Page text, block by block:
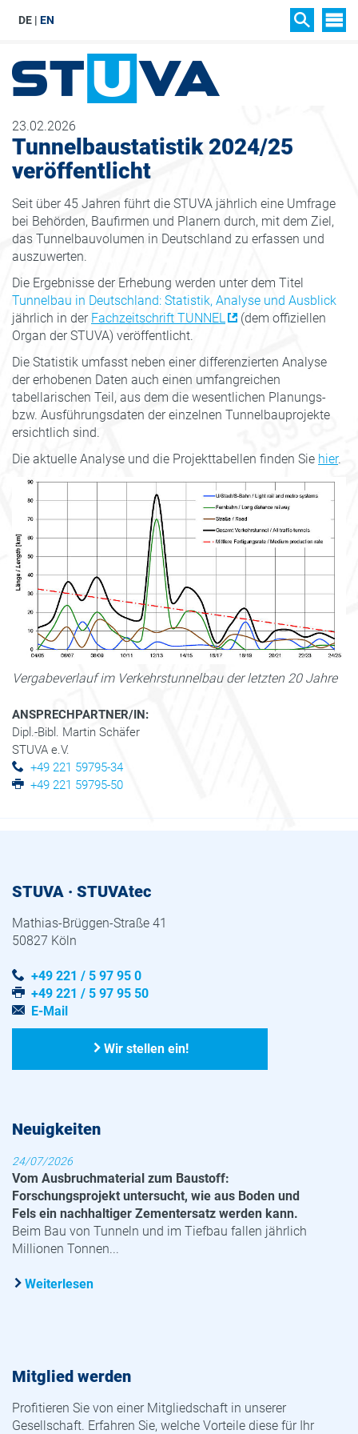
DE EN
23.02.2026
Tunnelbaustatistik 2024/25
veröffentlicht
Seit über 45 Jahren führt die STUVA jährlich eine Umfrage
bei Behörden, Baufirmen und Planern durch, mit dem Ziel,
das Tunnelbauvolumen in Deutschland zu erfassen und
auszuwerten.
Die Ergebnisse der Erhebung werden unter dem Titel
Tunnelbau in Deutschland: Statistik, Analyse und Ausblick
jährlich in der Fachzeitschrift TUNNEL
(dem offiziellen
Organ der STUVA) veröffentlicht.
Die Statistik umfasst neben einer differenzierten Analyse
der erhobenen Daten auch einen umfangreichen
tabellarischen Teil, aus dem die wesentlichen Planungs-
bzw. Ausführungsdaten der einzelnen Tunnelbauprojekte
ersichtlich sind.
Die aktuelle Analyse und die Projekttabellen finden Sie hier.
Vergabeverlauf im Verkehrstunnelbau der letzten 20 Jahre
ANSPRECHPARTNER/IN:
Dipl.-Bibl. Martin Schäfer
STUVA e.V.
+49 221 59795-34
+49 221 59795-50
STUVA · STUVAtec
Mathias-Brüggen-Straße 41
50827 Köln
+49 221 / 5 97 95 0
+49 221 / 5 97 95 50
E-Mail
Wir stellen ein!
Neuigkeiten
24/07/2026
Vom Ausbruchmaterial zum Baustoff:
Forschungsprojekt untersucht, wie aus Boden und
Fels ein nachhaltiger Zementersatz werden kann.
Beim Bau von Tunneln und im Tiefbau fallen jährlich
Millionen Tonnen...
Weiterlesen
Mitglied werden
Profitieren Sie von einer Mitgliedschaft in unserer
Gesellschaft. Erfahren Sie, welche Vorteile diese für Ihr